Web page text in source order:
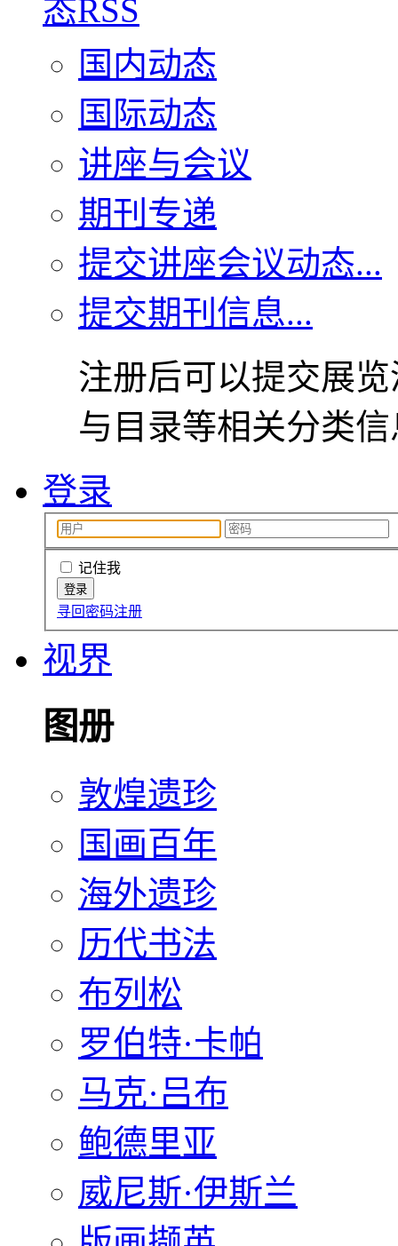
国内动态
国际动态
讲座与会议
期刊专递
提交讲座会议动态...
提交期刊信息...
注册后可以提交展
与目录等相关分类
登录
记住我
寻回密码注册
视界
图册
敦煌遗珍
国画百年
海外遗珍
历代书法
布列松
罗伯特·卡帕
马克·吕布
鲍德里亚
威尼斯·伊斯兰